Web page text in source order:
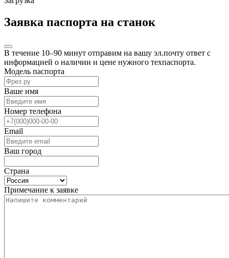
Заявка паспорта на станок
В течение 10–90 минут отправим на вашу эл.почту ответ с
информацией о наличии и цене нужного техпаспорта.
Модель паспорта
Ваше имя
Номер телефона
Email
Ваш город
Страна
Примечание к заявке